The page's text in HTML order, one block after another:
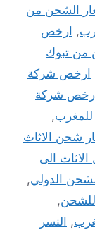
الشحن من
, ارخص
تبوك
ارخص شركة
ارخص شركة
,
شحن الاثاث
الى
الدولي,
للشحن,
, النسر